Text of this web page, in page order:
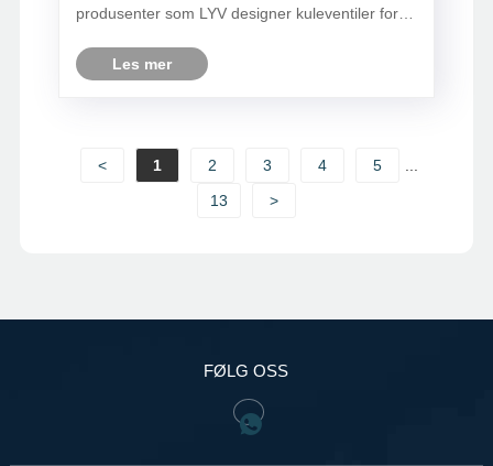
produsenter som LYV designer kuleventiler for å
artikkelen dekker struktur, arbeidsprinsipper,
fordeler, applikasjoner, u......
Les mer
< 1 2 3 4 5
13
>
FØLG OSS